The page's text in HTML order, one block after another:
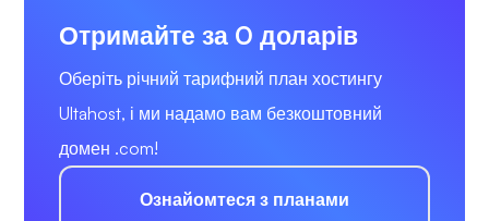
Отримайте за 0 доларів
Оберіть річний тарифний план хостингу
Ultahost, і ми надамо вам безкоштовний
домен .com!
Ознайомтеся з планами